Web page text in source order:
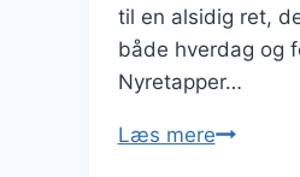
til en alsidig ret,
både hverdag og
Nyretapper…
Læs mere